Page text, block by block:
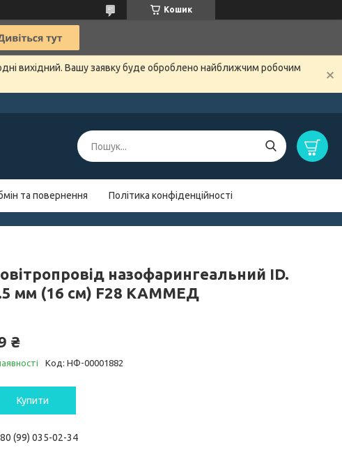
Кошик
вихідний. Вашу заявку буде оброблено найближчим робочим
та повернення Політика конфіденційності
назофарингеальний ID.
мм (16 см) F28 КАММЕД
₴
Код: НФ-00001882
Купити
(99) 035-02-34